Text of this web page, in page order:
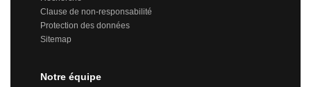
Clause de non-responsabilité
Protection des données
Sitemap
Notre équipe